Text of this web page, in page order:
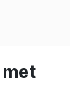
met